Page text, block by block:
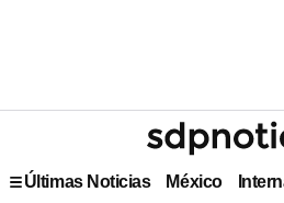
Últimas Noticias México